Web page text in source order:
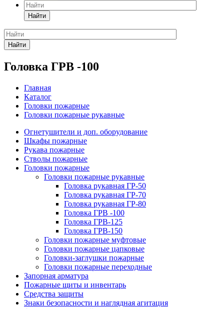
Найти
Найти
Головка ГРВ -100
Главная
Каталог
Головки пожарные
Головки пожарные рукавные
Огнетушители и доп. оборудование
Шкафы пожарные
Рукава пожарные
Стволы пожарные
Головки пожарные
Головки пожарные рукавные
Головка рукавная ГР-50
Головка рукавная ГР-70
Головка рукавная ГР-80
Головка ГРВ -100
Головка ГРВ-125
Головка ГРВ-150
Головки пожарные муфтовые
Головки пожарные цапковые
Головки-заглушки пожарные
Головки пожарные переходные
Запорная арматура
Пожарные щиты и инвентарь
Средства защиты
Знаки безопасности и наглядная агитация